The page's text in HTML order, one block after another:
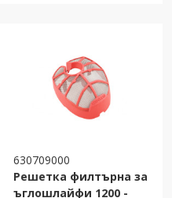
630709000
Решетка филтърна за
ъглошлайфи 1200 -